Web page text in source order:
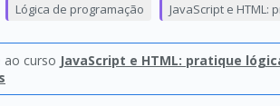
Lógica de programação JavaScript e
ao curso JavaScript e HTML: pratique